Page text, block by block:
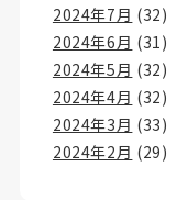
2024年7月 (32)
2024年6月 (31)
2024年5月 (32)
2024年4月 (32)
2024年3月 (33)
2024年2月 (29)